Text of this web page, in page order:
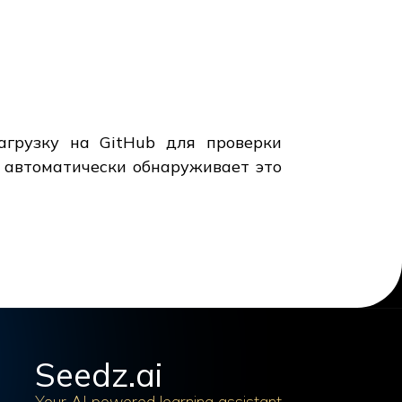
на GitHub для проверки
обнаруживает это
Seedz.ai